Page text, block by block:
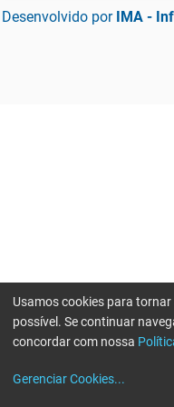
Desenvolvido por IMA -
Usamos cookies para
possível. Se continuar
concordar com nossa
Gerenciar Cookies...
Erro ao enviar